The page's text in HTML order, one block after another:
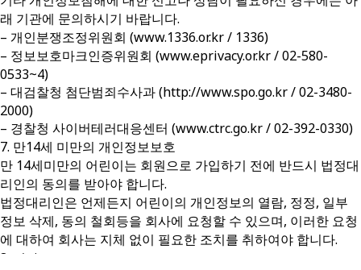
래 기관에 문의하시기 바랍니다.
– 개인분쟁조정위원회 (www.1336.or.kr / 1336)
– 정보보호마크인증위원회 (www.eprivacy.or.kr / 02-580-
0533~4)
– 대검찰청 첨단범죄수사과 (http://www.spo.go.kr / 02-3480-
2000)
– 경찰청 사이버테러대응센터 (www.ctrc.go.kr / 02-392-0330)
7. 만14세 미만의 개인정보보호
만 14세미만의 어린이는 회원으로 가입하기 전에 반드시 법정대
리인의 동의를 받아야 합니다.
법정대리인은 언제든지 어린이의 개인정보의 열람, 정정, 일부
정보 삭제, 동의 철회등을 회사에 요청할 수 있으며, 이러한 요청
에 대하여 회사는 지체 없이 필요한 조치를 취하여야 합니다.
8. 기타